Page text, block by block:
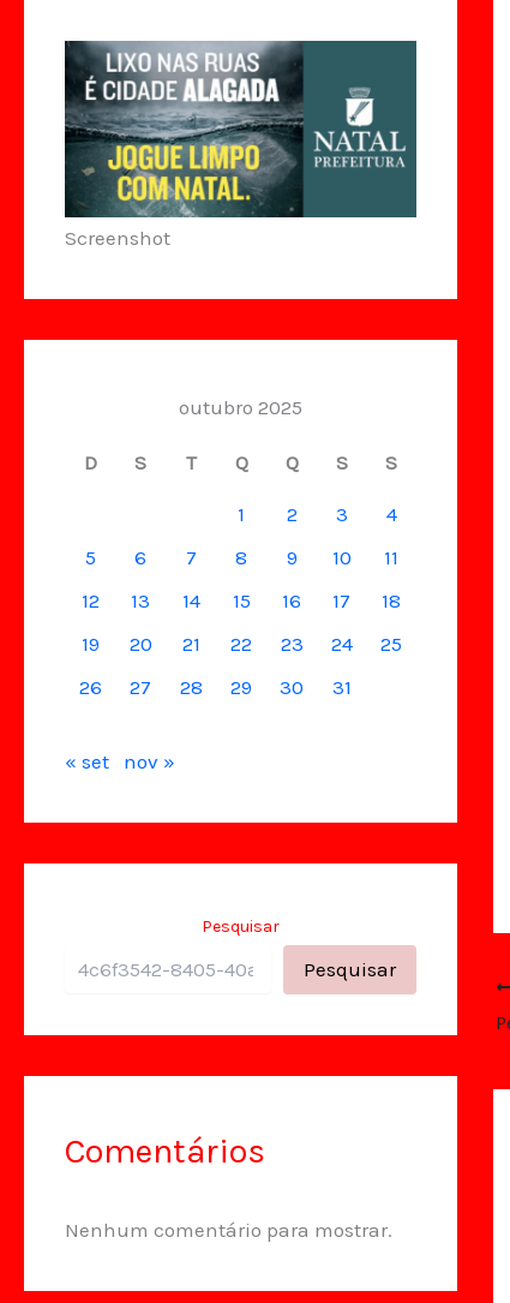
Screenshot
outubro 2025
D S T Q Q S S
1 2 3
4
5
6 7 8 9 10
11
12
13 14 15 16 17
18
19
20 21 22 23 24
25
26
27 28 29 30 31
« set nov »
Pesquisar
Pesquisar
Comentários
Nenhum comentário para mostrar.